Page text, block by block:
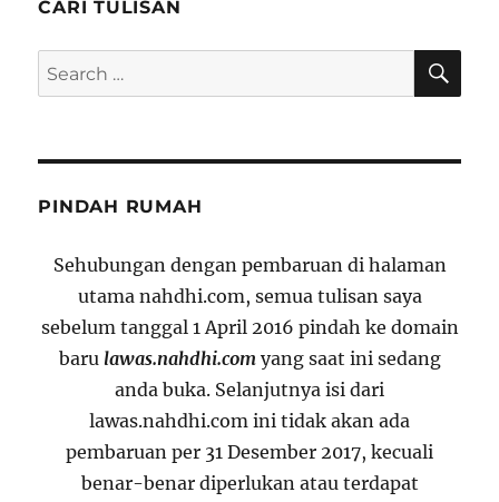
CARI TULISAN
Search
for:
PINDAH RUMAH
Sehubungan dengan pembaruan di halaman
utama nahdhi.com, semua tulisan saya
sebelum tanggal 1 April 2016 pindah ke domain
baru lawas.nahdhi.comyang saat ini sedang
anda buka. Selanjutnya isi dari
lawas.nahdhi.com ini tidak akan ada
pembaruan per 31 Desember 2017, kecuali
benar-benar diperlukan atau terdapat